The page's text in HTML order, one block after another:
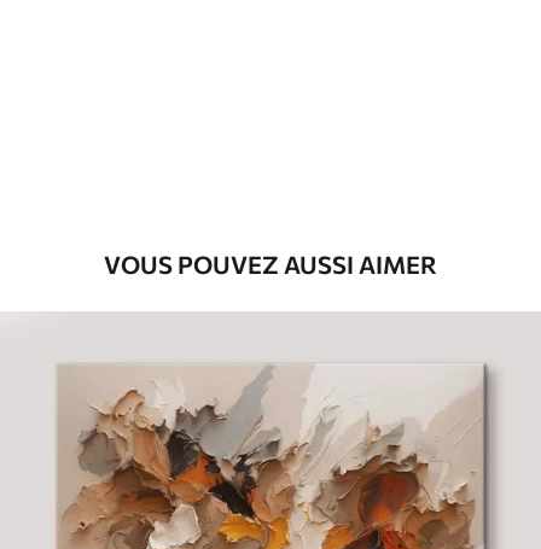
VOUS POUVEZ AUSSI AIMER